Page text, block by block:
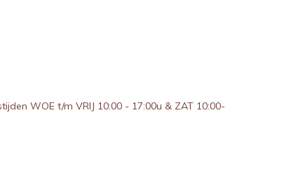
WOE t/m VRIJ 10:00 - 17:00u & ZAT 10:00-